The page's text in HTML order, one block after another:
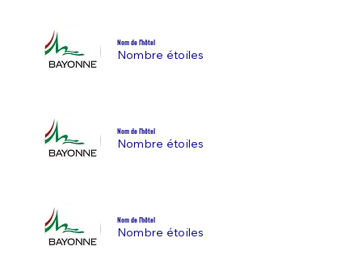
Nom de l'hôtel
Nombre étoiles
Nom de l'hôtel
Nombre étoiles
Nom de l'hôtel
Nombre étoiles